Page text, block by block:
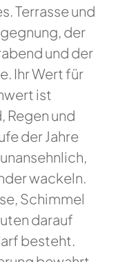
Terrasse und
der
und der
Ihr Wert für
ist
Regen und
der Jahre
wackeln.
Schimmel
darauf
besteht.